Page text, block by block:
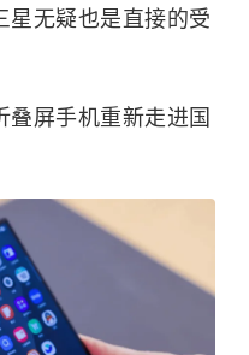
星无疑也是直接的受
屏手机重新走进国